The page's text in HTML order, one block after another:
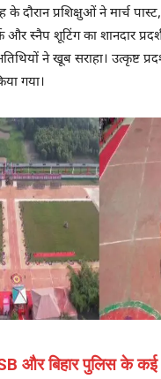
दौरान प्रशिक्षुओं ने मार्च
और स्नैप शूटिंग का शानदार
ने खूब सराहा। उत्कृष्ट
गया।
और बिहार पुलिस के कई